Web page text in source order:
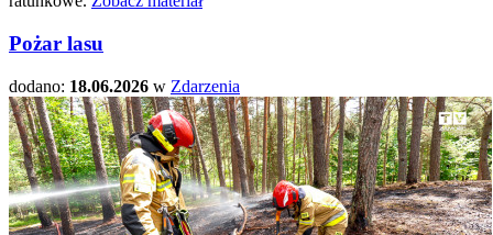
Pożar lasu
dodano: 18.06.2026 w Zdarzenia